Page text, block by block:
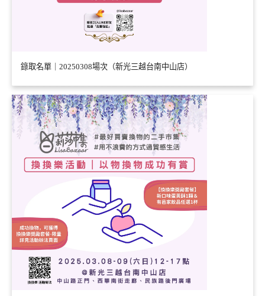
錄取名單｜20250308場次（新光三越台南中山店）